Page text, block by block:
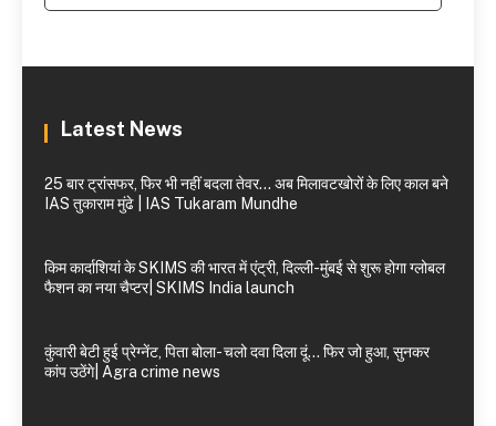
Latest News
25 बार ट्रांसफर, फिर भी नहीं बदला तेवर… अब मिलावटखोरों के लिए काल बने
IAS तुकाराम मुंढे | IAS Tukaram Mundhe
किम कार्दाशियां के SKIMS की भारत में एंट्री, दिल्ली-मुंबई से शुरू होगा ग्लोबल
फैशन का नया चैप्टर| SKIMS India launch
कुंवारी बेटी हुई प्रेग्नेंट, पिता बोला- चलो दवा दिला दूं… फिर जो हुआ, सुनकर
कांप उठेंगे| Agra crime news